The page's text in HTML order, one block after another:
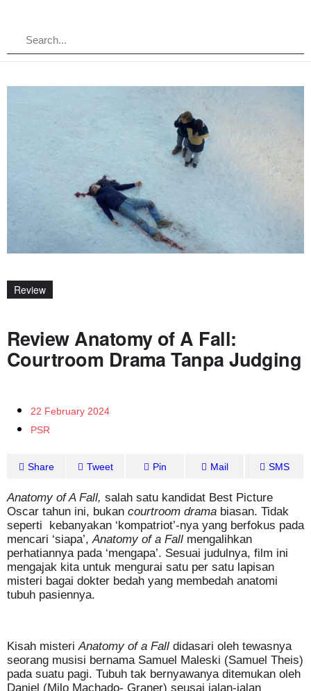
Review
Review Anatomy of A Fall:
Courtroom Drama Tanpa Judging
22 February 2024
PSR
Share Tweet Pin Mail SMS
Anatomy of A Fall, salah satu kandidat Best Picture
Oscar tahun ini, bukan courtroom drama biasan. Tidak
seperti
kebanyakan ‘kompatriot’-nya yang berfokus pada
mencari ‘siapa’,Anatomy of a Fall mengalihkan
perhatiannya pada ‘mengapa’. Sesuai judulnya, film ini
mengajak kita untuk mengurai satu per satu lapisan
misteri bagai dokter bedah yang membedah anatomi
tubuh pasiennya.
Kisah misteriAnatomy of a Fall didasari oleh tewasnya
seorang musisi bernama Samuel Maleski (Samuel Theis)
pada suatu pagi. Tubuh tak bernyawanya ditemukan oleh
Daniel (Milo Machado- Graner) seusai jalan-jalan